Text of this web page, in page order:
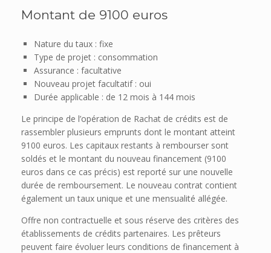
Montant de 9100 euros
Nature du taux : fixe
Type de projet : consommation
Assurance : facultative
Nouveau projet facultatif : oui
Durée applicable : de 12 mois à 144 mois
Le principe de l’opération de Rachat de crédits est de
rassembler plusieurs emprunts dont le montant atteint
9100 euros. Les capitaux restants à rembourser sont
soldés et le montant du nouveau financement (9100
euros dans ce cas précis) est reporté sur une nouvelle
durée de remboursement. Le nouveau contrat contient
également un taux unique et une mensualité allégée.
Offre non contractuelle et sous réserve des critères des
établissements de crédits partenaires. Les prêteurs
peuvent faire évoluer leurs conditions de financement à